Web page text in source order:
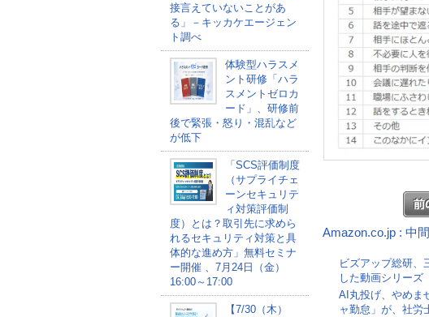
接言えていないことがあ
る」－キッカケエージェン
ト調べ
体験型ハラスメ
ント研修「ハラ
スメントゼロカ
ード」、研修前
後で緊張・怒り・混乱など
が低下
「SCS評価制度
（サプライチェ
ーンセキュリテ
ィ対策評価制
度）とは？取引先に求めら
れるセキュリティ対策と具
体的な進め方」無料セミナ
ー開催 、7月24日（金）
16:00～17:00
【7/30（木）
Amazon.co.jp : 中
ビズアップ総研、
した動画シリーズ
AI丸投げ、やめま
ャ勤怠」が、社労